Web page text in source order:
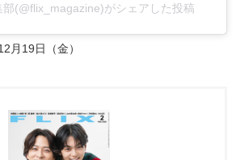
部(@flix_magazine)がシェアした投稿
月19日（金）